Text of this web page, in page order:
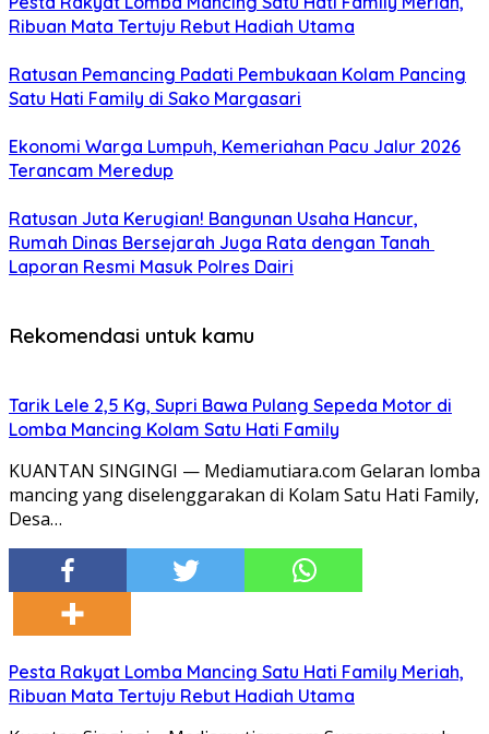
Ribuan Mata Tertuju Rebut Hadiah Utama
Ratusan Pemancing Padati Pembukaan Kolam Pancing
Satu Hati Family di Sako Margasari
Ekonomi Warga Lumpuh, Kemeriahan Pacu Jalur 2026
Terancam Meredup
Ratusan Juta Kerugian! Bangunan Usaha Hancur,
Rumah Dinas Bersejarah Juga Rata dengan Tanah
Laporan Resmi Masuk Polres Dairi
Rekomendasi untuk kamu
Tarik Lele 2,5 Kg, Supri Bawa Pulang Sepeda Motor di
Lomba Mancing Kolam Satu Hati Family
KUANTAN SINGINGI — Mediamutiara.com Gelaran lomba
mancing yang diselenggarakan di Kolam Satu Hati Family,
Desa…
Pesta Rakyat Lomba Mancing Satu Hati Family Meriah,
Ribuan Mata Tertuju Rebut Hadiah Utama